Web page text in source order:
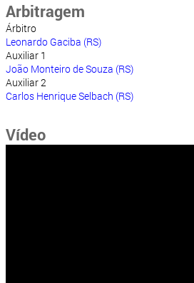
Arbitragem
Árbitro
Leonardo Gaciba (RS)
Auxiliar 1
João Monteiro de Souza (RS)
Auxiliar 2
Carlos Henrique Selbach (RS)
Vídeo